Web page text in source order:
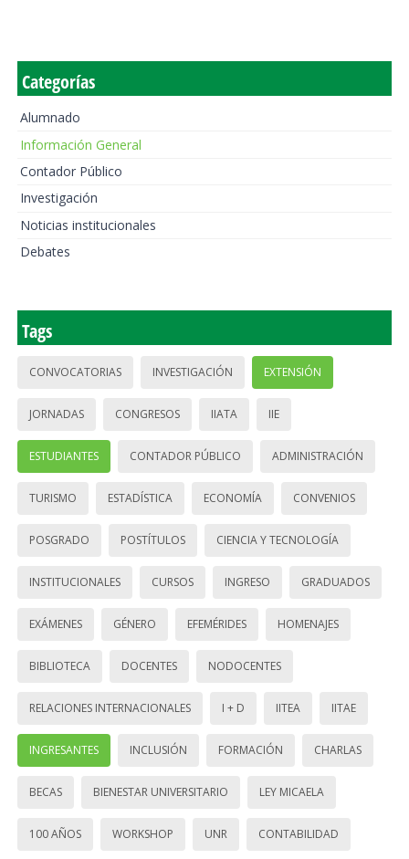
Categorías
Alumnado
Información General
Contador Público
Investigación
Noticias institucionales
Debates
Tags
CONVOCATORIAS INVESTIGACIÓN EXTENSIÓN
JORNADAS CONGRESOS IIATA IIE
ESTUDIANTES CONTADOR PÚBLICO ADMINISTRACIÓN
TURISMO ESTADÍSTICA ECONOMÍA CONVENIOS
POSGRADO POSTÍTULOS CIENCIA Y TECNOLOGÍA
INSTITUCIONALES CURSOS INGRESO GRADUADOS
EXÁMENES GÉNERO EFEMÉRIDES HOMENAJES
BIBLIOTECA DOCENTES NODOCENTES
RELACIONES INTERNACIONALES I + D IITEA IITAE
INGRESANTES INCLUSIÓN FORMACIÓN CHARLAS
BECAS BIENESTAR UNIVERSITARIO LEY MICAELA
100 AÑOS WORKSHOP UNR CONTABILIDAD